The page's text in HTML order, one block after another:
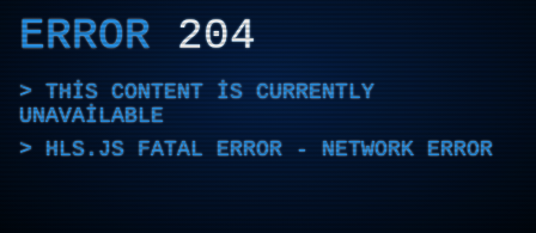
ERROR 204
THIS CONTENT IS CURRENTLY
UNAVAILABLE
HLS.JS FATAL ERROR - NETWORK ERROR